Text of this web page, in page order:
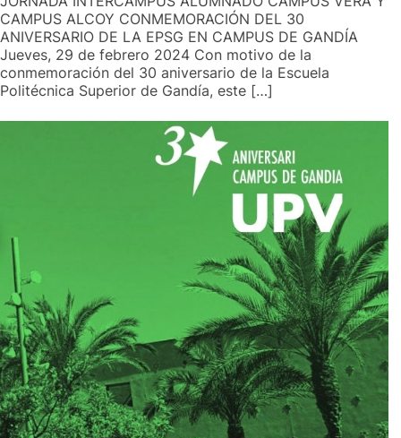
CAMPUS ALCOY CONMEMORACIÓN DEL 30
ANIVERSARIO DE LA EPSG EN CAMPUS DE GANDÍA
Jueves, 29 de febrero 2024 Con motivo de la
conmemoración del 30 aniversario de la Escuela
Politécnica Superior de Gandía, este […]